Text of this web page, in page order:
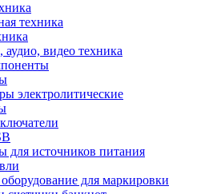
техника
аудио, видео техника
электролитические
для источников питания
для маркировки